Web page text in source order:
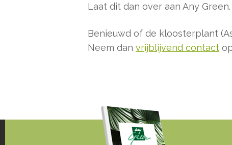
Laat dit dan over aan Any
Benieuwd of de kloosterplant
Neem dan vrijblijvend contact